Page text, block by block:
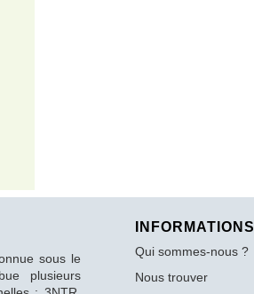
sous le
plusieurs
INFORMATIONS
Qui sommes-nous ?
Nous trouver